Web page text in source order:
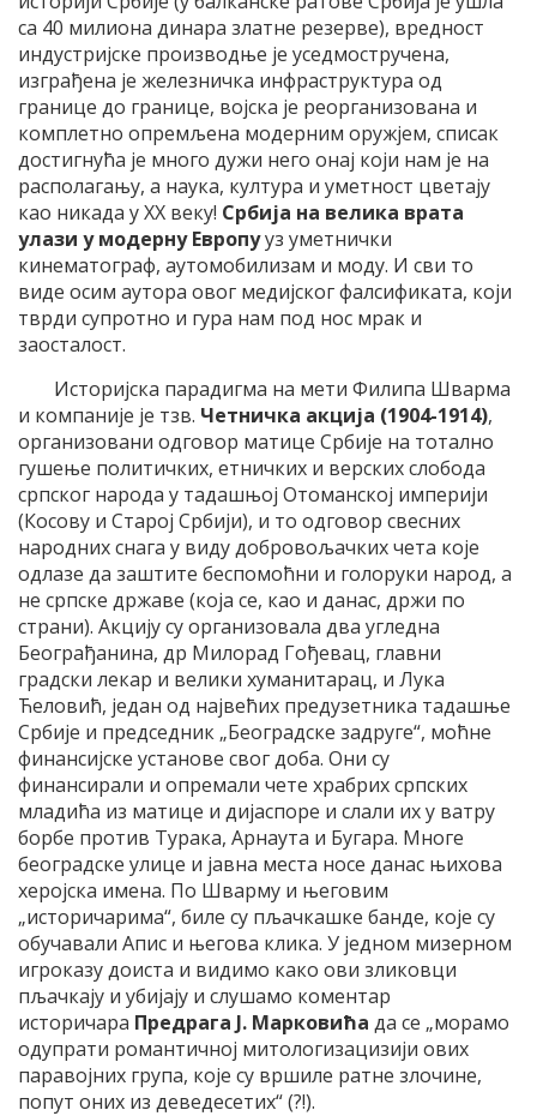
са 40 милиона динара златне резерве), вредност
индустријске производње је уседмостручена,
изграђена је железничка инфраструктура од
границе до границе, војска је реорганизована и
комплетно опремљена модерним оружјем, списак
достигнућа је много дужи него онај који нам је на
располагању, а наука, култура и уметност цветају
као никада у ХХ веку! Србија на велика врата
улази у модерну Европууз уметнички
кинематограф, аутомобилизам и моду. И сви то
виде осим аутора овог медијског фалсификата, који
тврди супротно и гура нам под нос мрак и
заосталост.
Историјска парадигма на мети Филипа Шварма
и компаније је тзв. Четничка акција (1904-1914),
организовани одговор матице Србије на тотално
гушење политичких, етничких и верских слобода
српског народа у тадашњој Отоманској империји
(Косову и Старој Србији), и то одговор свесних
народних снага у виду добровољачких чета које
одлазе да заштите беспомоћни и голоруки народ, а
не српске државе (која се, као и данас, држи по
страни). Акцију су организовала два угледна
Београђанина, др Милорад Гођевац, главни
градски лекар и велики хуманитарац, и Лука
Ћеловић, један од највећих предузетника тадашње
Србије и председник „Београдске задруге“, моћне
финансијске установе свог доба. Они су
финансирали и опремали чете храбрих српских
младића из матице и дијаспоре и слали их у ватру
борбе против Турака, Арнаута и Бугара. Многе
београдске улице и јавна места носе данас њихова
херојска имена. По Шварму и његовим
„историчарима“, биле су пљачкашке банде, које су
обучавали Апис и његова клика. У једном мизерном
игроказу доиста и видимо како ови зликовци
пљачкају и убијају и слушамо коментар
историчара Предрага Ј. Марковића да се „морамо
одупрати романтичној митологизацизији ових
паравојних група, које су вршиле ратне злочине,
попут оних из деведесетих“ (?!).